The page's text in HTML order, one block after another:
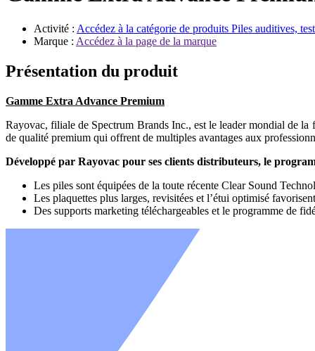
Activité : Accédez à la catégorie de produits Piles auditives,
Marque : Accédez à la page de la marque
Présentation du produit
Gamme Extra Advance Premium
Rayovac, filiale de Spectrum Brands Inc., est le leader mondial de la
de qualité premium qui offrent de multiples avantages aux
Développé par Rayovac pour ses clients distributeurs, le
Les piles sont équipées de la toute récente Clear Sound
Les plaquettes plus larges, revisitées et l’étui optimisé
Des supports marketing téléchargeables et le programme de